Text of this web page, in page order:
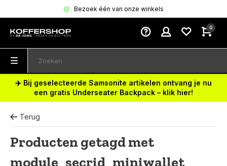
Bezoek één van onze winkels
0
✈️ Bij geselecteerde Samsonite artikelen ontvang je nu
een gratis Underseater Backpack – klik hier!
Terug
Producten getagd met
module_secrid_miniwallet